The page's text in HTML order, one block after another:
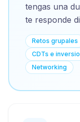
tengas una
te responde
Retos grupales
CDTs e
Networking